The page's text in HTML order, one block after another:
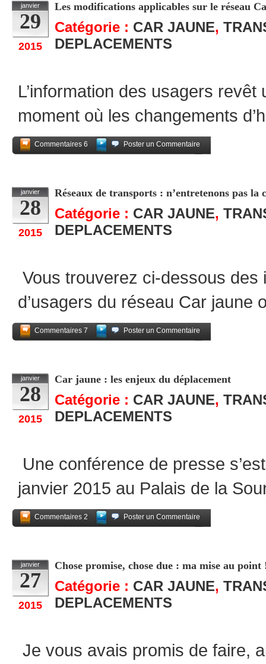
janvier
29
2015
Les modifications applicables sur le réseau
Catégorie : CAR JAUNE,
DEPLACEMENTS
L’information des usagers
moment où les changements
Commentaires 6
Poster un Commentaire
janvier
28
2015
Réseaux de transports : n’entretenons pas la
Catégorie : CAR JAUNE,
DEPLACEMENTS
Vous trouverez ci-dessous des
d’usagers du réseau Car jaune
Commentaires 7
Poster un Commentaire
janvier
28
2015
Car jaune : les enjeux du déplacement
Catégorie : CAR JAUNE,
DEPLACEMENTS
Une conférence de presse
janvier 2015 au Palais de la
Commentaires 2
Poster un Commentaire
janvier
27
2015
Chose promise, chose due : ma mise au point
Catégorie : CAR JAUNE,
DEPLACEMENTS
Je vous avais promis de faire,